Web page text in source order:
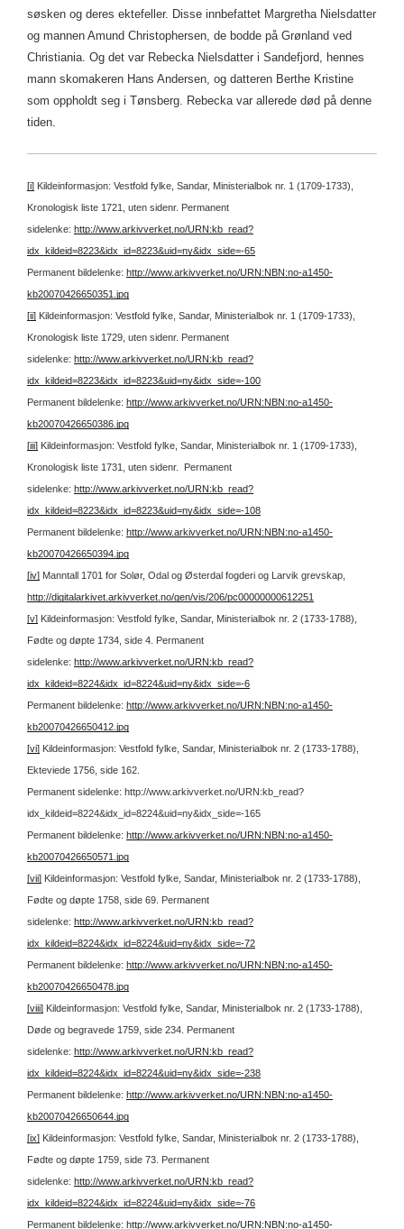
søsken og deres ektefeller. Disse innbefattet Margretha Nielsdatter
og mannen Amund Christophersen, de bodde på Grønland ved
Christiania. Og det var Rebecka Nielsdatter i Sandefjord, hennes
mann skomakeren Hans Andersen, og datteren Berthe Kristine
som oppholdt seg i Tønsberg. Rebecka var allerede død på denne
tiden.
[i] Kildeinformasjon: Vestfold fylke, Sandar, Ministerialbok nr. 1 (1709-1733),
Kronologisk liste 1721, uten sidenr. Permanent
sidelenke: http://www.arkivverket.no/URN:kb_read?
idx_kildeid=8223&idx_id=8223&uid=ny&idx_side=-65
Permanent bildelenke: http://www.arkivverket.no/URN:NBN:no-a1450-
kb20070426650351.jpg
[ii] Kildeinformasjon: Vestfold fylke, Sandar, Ministerialbok nr. 1 (1709-1733),
Kronologisk liste 1729, uten sidenr. Permanent
sidelenke: http://www.arkivverket.no/URN:kb_read?
idx_kildeid=8223&idx_id=8223&uid=ny&idx_side=-100
Permanent bildelenke: http://www.arkivverket.no/URN:NBN:no-a1450-
kb20070426650386.jpg
[iii] Kildeinformasjon: Vestfold fylke, Sandar, Ministerialbok nr. 1 (1709-1733),
Kronologisk liste 1731, uten sidenr. Permanent
sidelenke: http://www.arkivverket.no/URN:kb_read?
idx_kildeid=8223&idx_id=8223&uid=ny&idx_side=-108
Permanent bildelenke: http://www.arkivverket.no/URN:NBN:no-a1450-
kb20070426650394.jpg
[iv] Manntall 1701 for Solør, Odal og Østerdal fogderi og Larvik grevskap,
http://digitalarkivet.arkivverket.no/gen/vis/206/pc00000000612251
[v] Kildeinformasjon: Vestfold fylke, Sandar, Ministerialbok nr. 2 (1733-1788),
Fødte og døpte 1734, side 4. Permanent
sidelenke: http://www.arkivverket.no/URN:kb_read?
idx_kildeid=8224&idx_id=8224&uid=ny&idx_side=-6
Permanent bildelenke: http://www.arkivverket.no/URN:NBN:no-a1450-
kb20070426650412.jpg
[vi] Kildeinformasjon: Vestfold fylke, Sandar, Ministerialbok nr. 2 (1733-1788),
Ekteviede 1756, side 162.
Permanent sidelenke: http://www.arkivverket.no/URN:kb_read?
idx_kildeid=8224&idx_id=8224&uid=ny&idx_side=-165
Permanent bildelenke: http://www.arkivverket.no/URN:NBN:no-a1450-
kb20070426650571.jpg
[vii] Kildeinformasjon: Vestfold fylke, Sandar, Ministerialbok nr. 2 (1733-1788),
Fødte og døpte 1758, side 69. Permanent
sidelenke: http://www.arkivverket.no/URN:kb_read?
idx_kildeid=8224&idx_id=8224&uid=ny&idx_side=-72
Permanent bildelenke: http://www.arkivverket.no/URN:NBN:no-a1450-
kb20070426650478.jpg
[viii] Kildeinformasjon: Vestfold fylke, Sandar, Ministerialbok nr. 2 (1733-1788),
Døde og begravede 1759, side 234. Permanent
sidelenke: http://www.arkivverket.no/URN:kb_read?
idx_kildeid=8224&idx_id=8224&uid=ny&idx_side=-238
Permanent bildelenke: http://www.arkivverket.no/URN:NBN:no-a1450-
kb20070426650644.jpg
[ix] Kildeinformasjon: Vestfold fylke, Sandar, Ministerialbok nr. 2 (1733-1788),
Fødte og døpte 1759, side 73. Permanent
sidelenke: http://www.arkivverket.no/URN:kb_read?
idx_kildeid=8224&idx_id=8224&uid=ny&idx_side=-76
Permanent bildelenke: http://www.arkivverket.no/URN:NBN:no-a1450-